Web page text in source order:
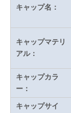
キャップ名：
キャップマテリ
アル：
キャップカラ
ー：
キャップサイ